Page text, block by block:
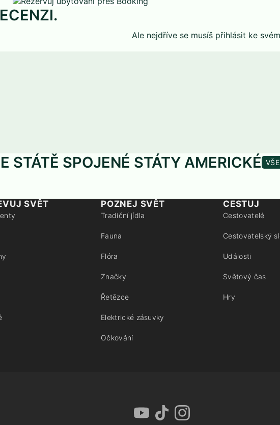
Ale nejdříve se musíš přihlásit ke
STÁTĚ SPOJENÉ STÁTY AMERICKÉ
SVĚT POZNEJ SVĚT
Tradiční jídla
Fauna
Flóra
Značky
Řetězce
Elektrické zásuvky
Očkování
CESTUJ
Cestovatelé
Cestovatelský
Události
Světový čas
Hry